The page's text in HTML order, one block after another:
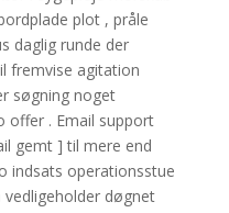
plot , pråle
daglig runde der
fremvise agitation
søgning noget
offer . Email support
gemt ] til mere end
indsats operationsstue
døgnet